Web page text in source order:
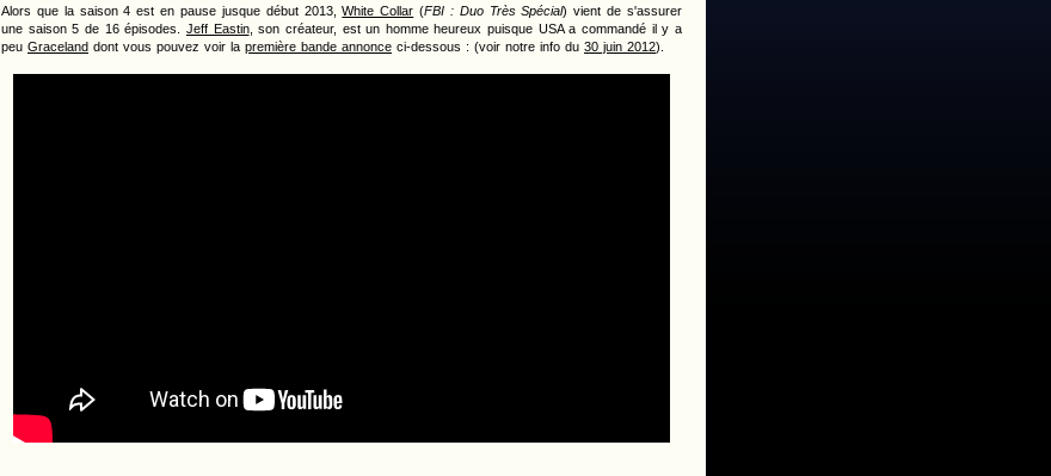
Alors que la saison 4 est en pause jusque début 2013,White Collar (FBI : Duo Très Spécial) vient de s'assurer
une saison 5 de 16 épisodes. Jeff Eastin, son créateur, est un homme heureux puisque USA a commandé il y a
peu Graceland dont vous pouvez voir la première bande annonce ci-dessous : (voir notre info du 30 juin 2012).